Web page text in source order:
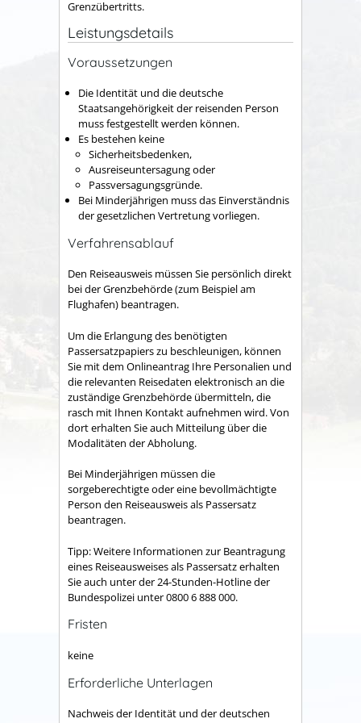
Grenzübertritts.
Leistungsdetails
Voraussetzungen
Die Identität und die deutsche
Staatsangehörigkeit der reisenden Person
muss festgestellt werden können.
Es bestehen keine
Sicherheitsbedenken,
Ausreiseuntersagung oder
Passversagungsgründe.
Bei Minderjährigen muss das Einverständnis
der gesetzlichen Vertretung vorliegen.
Verfahrensablauf
Den Reiseausweis müssen Sie persönlich direkt
bei der Grenzbehörde (zum Beispiel am
Flughafen) beantragen.
Um die Erlangung des benötigten
Passersatzpapiers zu beschleunigen, können
Sie mit dem Onlineantrag Ihre Personalien und
die relevanten Reisedaten elektronisch an die
zuständige Grenzbehörde übermitteln, die
rasch mit Ihnen Kontakt aufnehmen wird. Von
dort erhalten Sie auch Mitteilung über die
Modalitäten der Abholung.
Bei Minderjährigen müssen die
sorgeberechtigte oder eine bevollmächtigte
Person den Reiseausweis als Passersatz
beantragen.
Tipp: Weitere Informationen zur Beantragung
eines Reiseausweises als Passersatz erhalten
Sie auch unter der 24-Stunden-Hotline der
Bundespolizei unter 0800 6 888 000.
Fristen
keine
Erforderliche Unterlagen
Nachweis der Identität und der deutschen